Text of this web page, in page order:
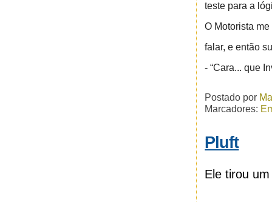
teste para a
O Motorista
falar, e então
- “Cara... que
Postado por
Marcadores:
Pluft
Ele tirou